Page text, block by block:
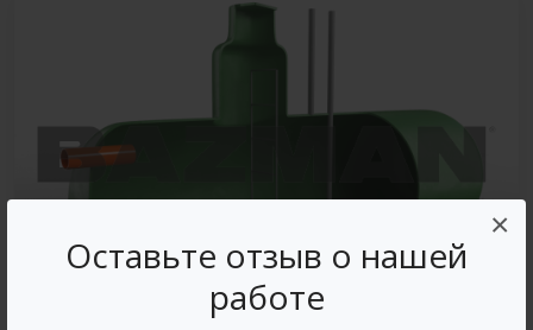
Оставьте отзыв о нашей
работе
×